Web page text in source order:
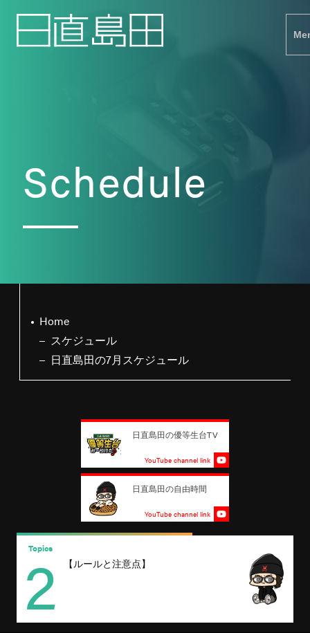
Schedule
Home
スケジュール
日直島田の7月スケジュール
日直島田の優等生台TV
YouTube channel link
日直島田の自由時間
YouTube channel link
【ルールと注意点】
Topics
2